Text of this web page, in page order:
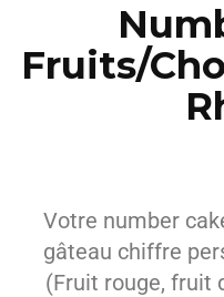
Fruits/
Votre number
gâteau chiffre
(Fruit rouge, fruit